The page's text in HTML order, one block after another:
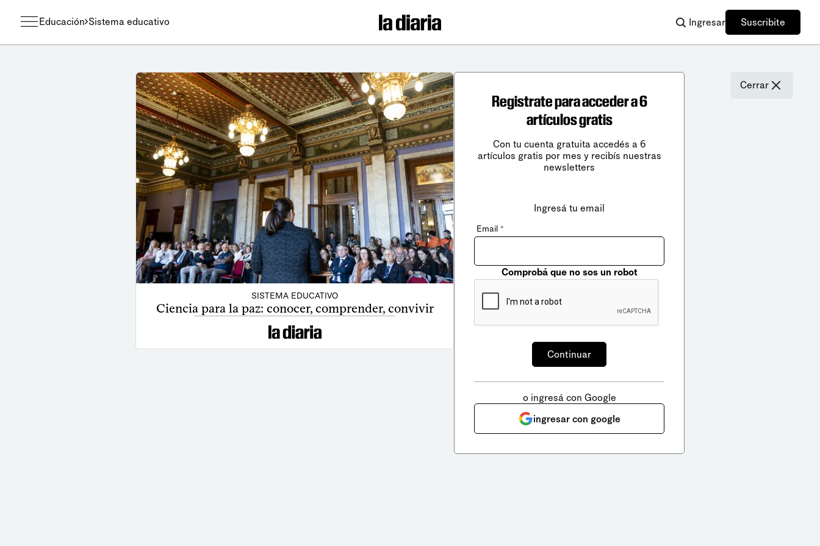
Educación Sistema educativo Ingresar Suscribite
SISTEMA EDUCATIVO
Ciencia para la paz: conocer, comprender, convivir
Cerrar
Registrate para acceder a 6
artículos gratis
Con tu cuenta gratuita accedés a 6
artículos gratis por mes y recibís nuestras
newsletters
Ingresá tu email
Email *
Comprobá que no sos un robot
o ingresá con Google
ingresar con google